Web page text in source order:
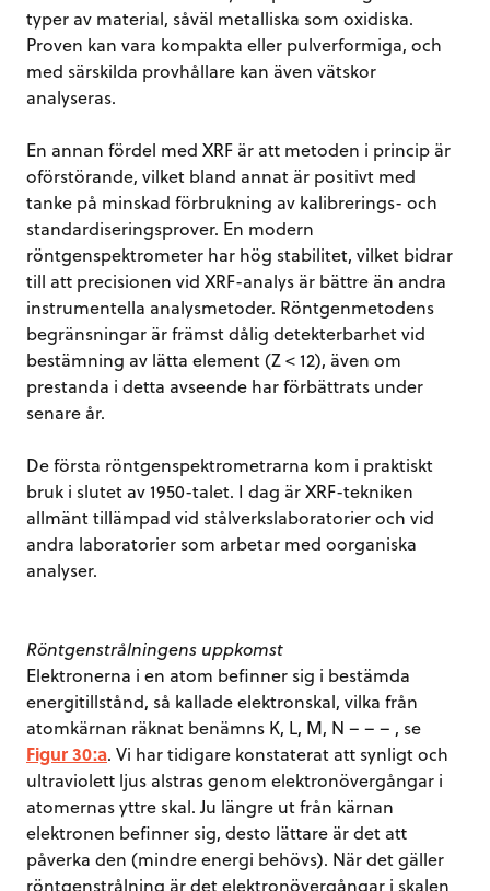
typer av material, såväl metalliska som oxidiska.
Proven kan vara kompakta eller pulverformiga, och
med särskilda provhållare kan även vätskor
analyseras.
En annan fördel med XRF är att metoden i princip är
oförstörande, vilket bland annat är positivt med
tanke på minskad förbrukning av kalibrerings- och
standardiseringsprover. En modern
röntgenspektrometer har hög stabilitet, vilket bidrar
till att precisionen vid XRF-analys är bättre än andra
instrumentella analysmetoder. Röntgenmetodens
begränsningar är främst dålig detekterbarhet vid
bestämning av lätta element (Z < 12), även om
prestanda i detta avseende har förbättrats under
senare år.
De första röntgenspektrometrarna kom i praktiskt
bruk i slutet av 1950-talet. I dag är XRF-tekniken
allmänt tillämpad vid stålverkslaboratorier och vid
andra laboratorier som arbetar med oorganiska
analyser.
Röntgenstrålningens uppkomst
Elektronerna i en atom befinner sig i bestämda
energitillstånd, så kallade elektronskal, vilka från
atomkärnan räknat benämns K, L, M, N – – – , se
Figur 30:a. Vi har tidigare konstaterat att synligt och
ultraviolett ljus alstras genom elektronövergångar i
atomernas yttre skal. Ju längre ut från kärnan
elektronen befinner sig, desto lättare är det att
påverka den (mindre energi behövs). När det gäller
röntgenstrålning är det elektronövergångar i skalen